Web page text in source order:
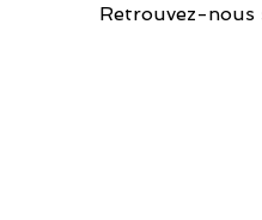
Retrouvez-nous